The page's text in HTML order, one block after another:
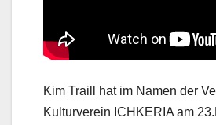
Kim Traill hat im Namen der
Kulturverein ICHKERIA am